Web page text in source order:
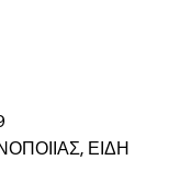
, ΕΙΔΗ